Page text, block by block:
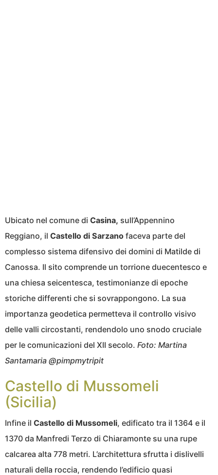
Ubicato nel comune di Casina, sull’Appennino
Reggiano, il Castello di Sarzano faceva parte del
complesso sistema difensivo dei domini di Matilde di
Canossa. Il sito comprende un torrione duecentesco e
una chiesa seicentesca, testimonianze di epoche
storiche differenti che si sovrappongono. La sua
importanza geodetica permetteva il controllo visivo
delle valli circostanti, rendendolo uno snodo cruciale
per le comunicazioni del XII secolo. Foto: Martina
Santamaria @pimpmytripit
Castello di Mussomeli
(Sicilia)
Infine il Castello di Mussomeli, edificato tra il 1364 e il
1370 da Manfredi Terzo di Chiaramonte su una rupe
calcarea alta 778 metri. L’architettura sfrutta i dislivelli
naturali della roccia, rendendo l’edificio quasi